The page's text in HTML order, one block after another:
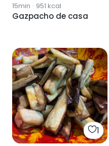
15min · 951 kcal
Gazpacho de casa
1